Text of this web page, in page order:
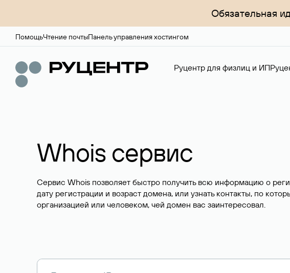
Обязательная
ПомощьЧтение почтыПанель управления хостингом
Руцентр для физлиц и ИП
Whois сервис
Сервис Whois позволяет быстро получить всю информацию о
дату регистрации и возраст домена, или узнать контакты, по
организацией или человеком, чей домен вас заинтересовал.